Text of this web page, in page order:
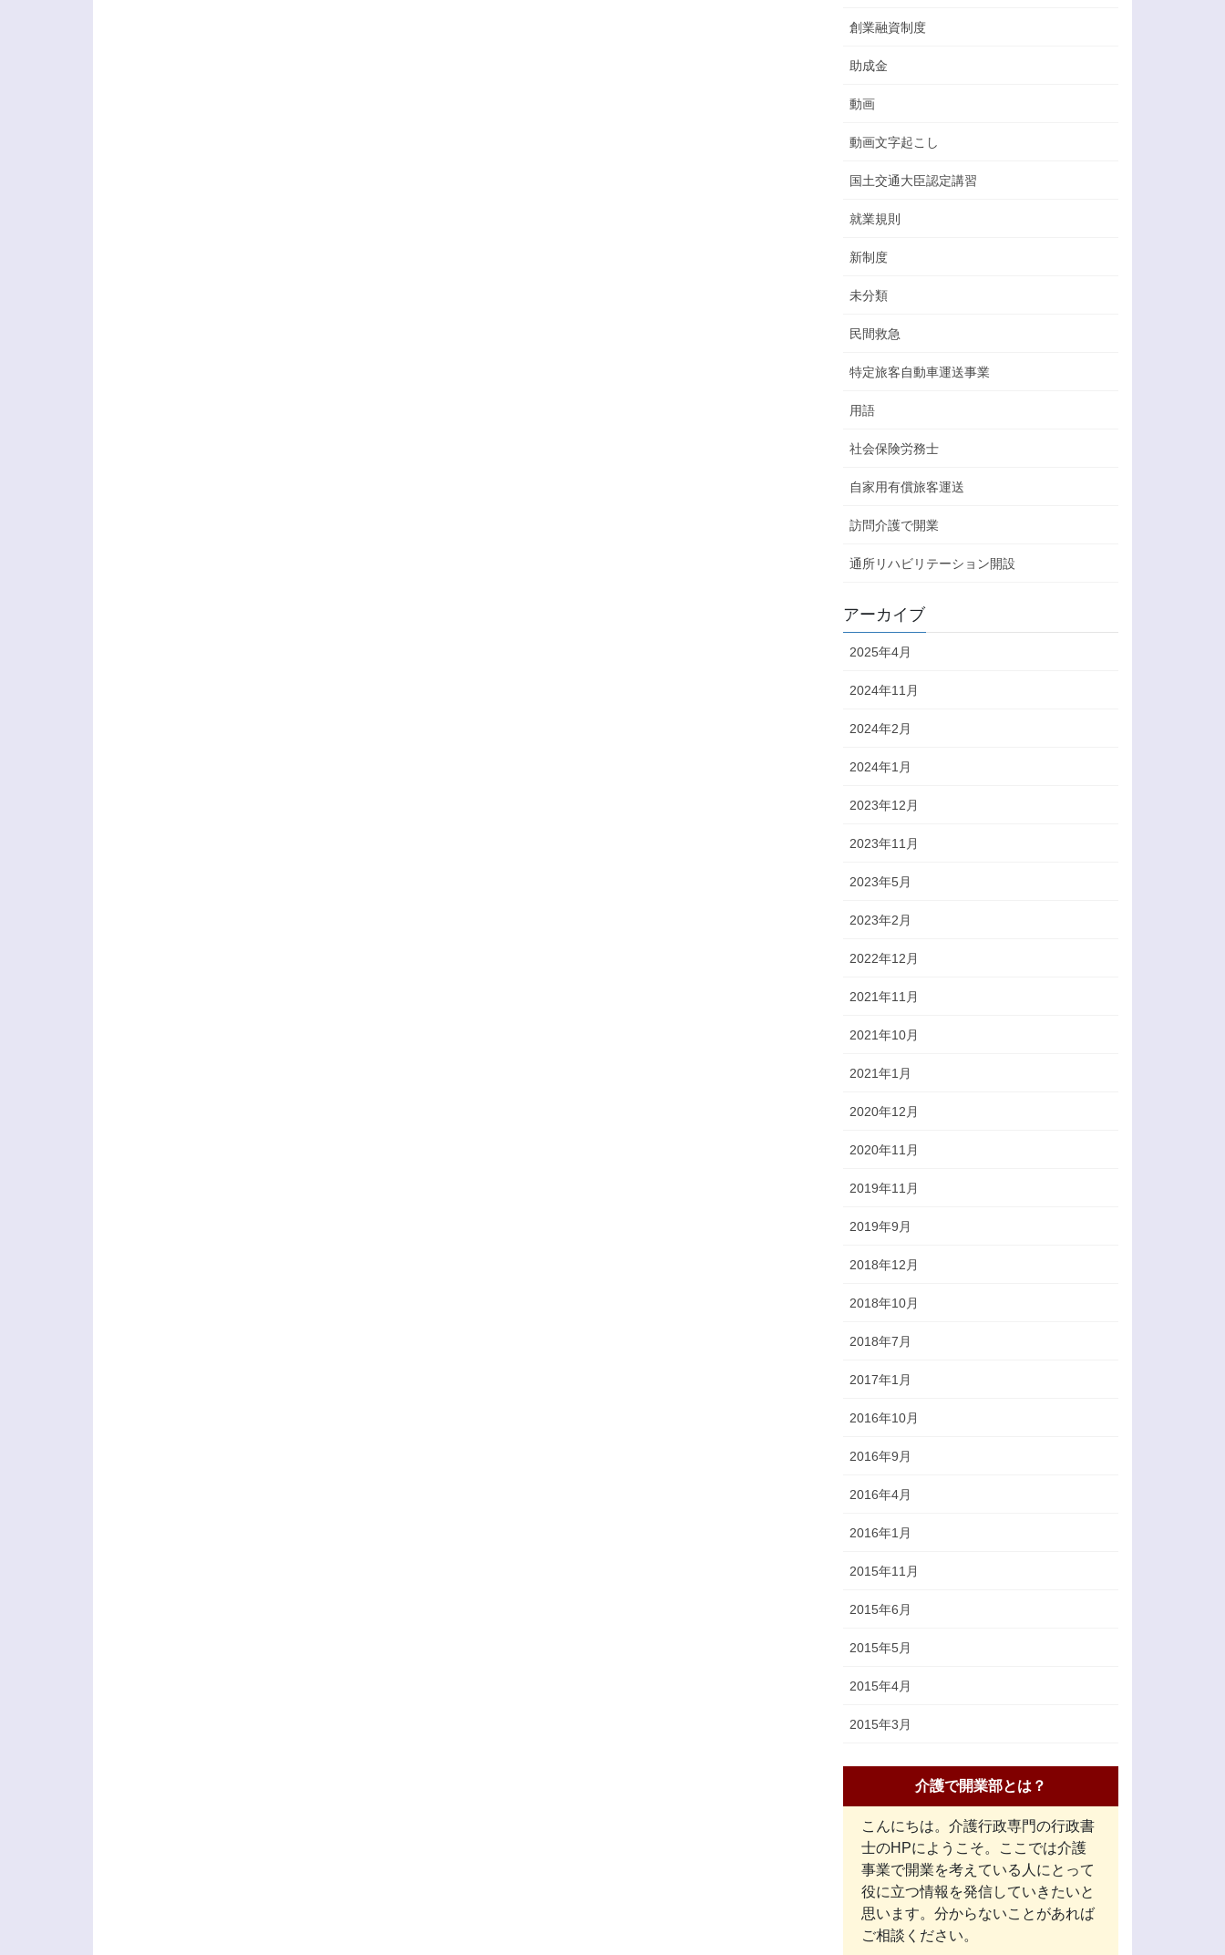
創業融資制度
助成金
動画
動画文字起こし
国土交通大臣認定講習
就業規則
新制度
未分類
民間救急
特定旅客自動車運送事業
用語
社会保険労務士
自家用有償旅客運送
訪問介護で開業
通所リハビリテーション開設
アーカイブ
2025年4月
2024年11月
2024年2月
2024年1月
2023年12月
2023年11月
2023年5月
2023年2月
2022年12月
2021年11月
2021年10月
2021年1月
2020年12月
2020年11月
2019年11月
2019年9月
2018年12月
2018年10月
2018年7月
2017年1月
2016年10月
2016年9月
2016年4月
2016年1月
2015年11月
2015年6月
2015年5月
2015年4月
2015年3月
介護で開業部とは？
こんにちは。介護行政専門の行政書
士のHPにようこそ。ここでは介護
事業で開業を考えている人にとって
役に立つ情報を発信していきたいと
思います。分からないことがあれば
ご相談ください。